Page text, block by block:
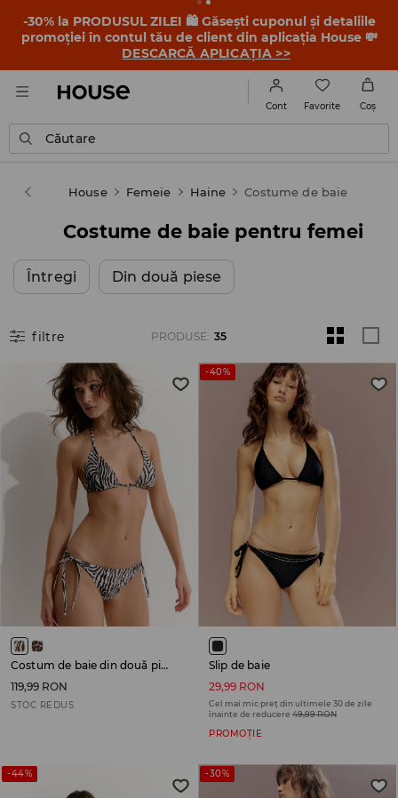
-30% la PRODUSUL ZILEI 🛍️ Găsești cuponul și detaliile
promoției în contul tău de client din aplicația House 💸
DESCARCĂ APLICAȚIA >>
Cont Favorite Coş
Căutare
House Femeie Haine Costume de baie
Costume de baie pentru femei
Întregi Din două piese
filtre PRODUSE: 35
Costum de baie din două piese
119,99 RON
STOC REDUS
-40%
Slip de baie
29,99 RON
Cel mai mic preț din ultimele 30 de zile
înainte de reducere 49,99 RON
PROMOȚIE
-44% -30%